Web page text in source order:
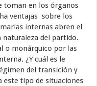
toman en los órganos
ventajas sobre los
internas abren el
del partido.
o monárquico por las
¿Y cuál es le
del transición y
este tipo de situaciones